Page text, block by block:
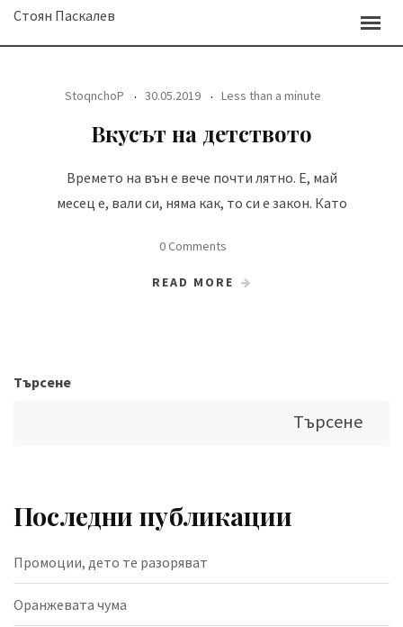
SkipСтоян Паскалев
StoqnchoP 30.05.2019 Less than a minute
Вкусът на детството
Времето на вън е вече почти лятно. Е, май
месец е, вали си, няма как, то си е закон. Като
0 Comments
READ MORE
Търсене
Търсене
Последни публикации
Промоции, дето те разоряват
Оранжевата чума